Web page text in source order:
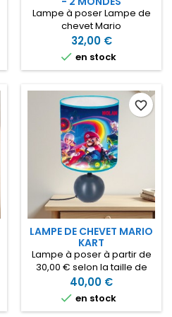
Lampe à poser Lampe de
chevet Mario
personnalisée avec le
prénom de votre enfant.
Lampe en tissu sur pied
pour décorer la chambre
avec les personnages du
jeu vidéo Mario Bros Lampe
diamètre 12cm x 24cm
hauteur
32,00 €
 en stock
LAMPE DE CHEVET MARIO
KART
Lampe à poser à partir de
30,00 € selon la taille de
l'abat-jour choisi Lampe de
chevet Mario Kart
personnalisée avec le
40,00 €
 en stock
favorite_border